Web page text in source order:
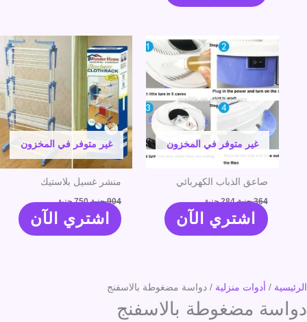
غير متوفر في المخزون
صاعق الذباب الكهربائي
364 جنية
السعر
الأصلي
284 جنية
السعر
الحالي
هو:
284 جنية.
اشتري الآن
غير متوفر في المخزون
منشر غسيل بلاستيك
904 جنية
السعر
الأصلي
هو:
904 جنية.
750 جنية
السعر
الحالي
هو:
750 جنية.
اشتري الآن
الرئيسية / أدوات منزلية / دواسة مضغوطة بالاسفنج
دواسة مضغوطة بالاسفنج